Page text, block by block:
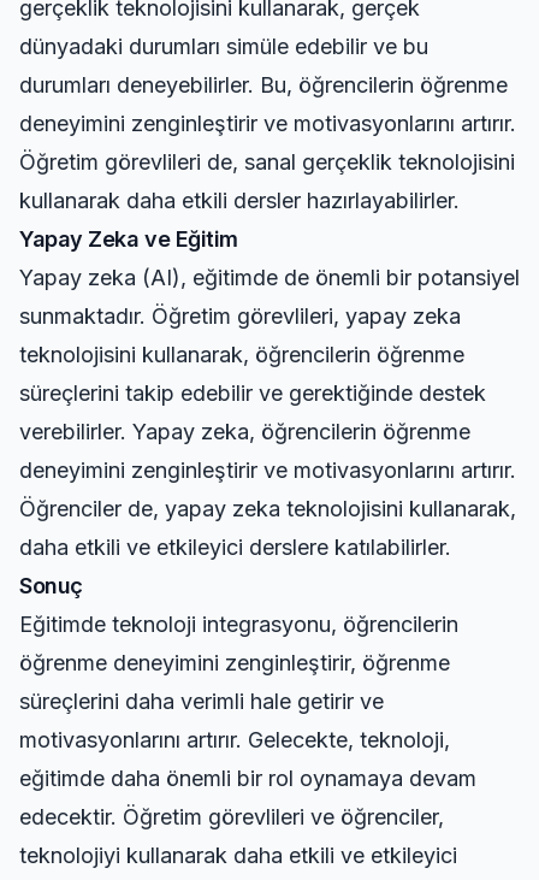
gerçeklik teknolojisini kullanarak, gerçek
dünyadaki durumları simüle edebilir ve bu
durumları deneyebilirler. Bu, öğrencilerin öğrenme
deneyimini zenginleştirir ve motivasyonlarını artırır.
Öğretim görevlileri de, sanal gerçeklik teknolojisini
kullanarak daha etkili dersler hazırlayabilirler.
Yapay Zeka ve Eğitim
Yapay zeka (AI), eğitimde de önemli bir potansiyel
sunmaktadır. Öğretim görevlileri, yapay zeka
teknolojisini kullanarak, öğrencilerin öğrenme
süreçlerini takip edebilir ve gerektiğinde destek
verebilirler. Yapay zeka, öğrencilerin öğrenme
deneyimini zenginleştirir ve motivasyonlarını artırır.
Öğrenciler de, yapay zeka teknolojisini kullanarak,
daha etkili ve etkileyici derslere katılabilirler.
Sonuç
Eğitimde teknoloji integrasyonu, öğrencilerin
öğrenme deneyimini zenginleştirir, öğrenme
süreçlerini daha verimli hale getirir ve
motivasyonlarını artırır. Gelecekte, teknoloji,
eğitimde daha önemli bir rol oynamaya devam
edecektir. Öğretim görevlileri ve öğrenciler,
teknolojiyi kullanarak daha etkili ve etkileyici